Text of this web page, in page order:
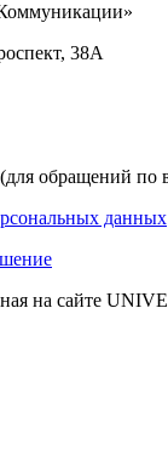
38А
(для обращений по
данных
на сайте